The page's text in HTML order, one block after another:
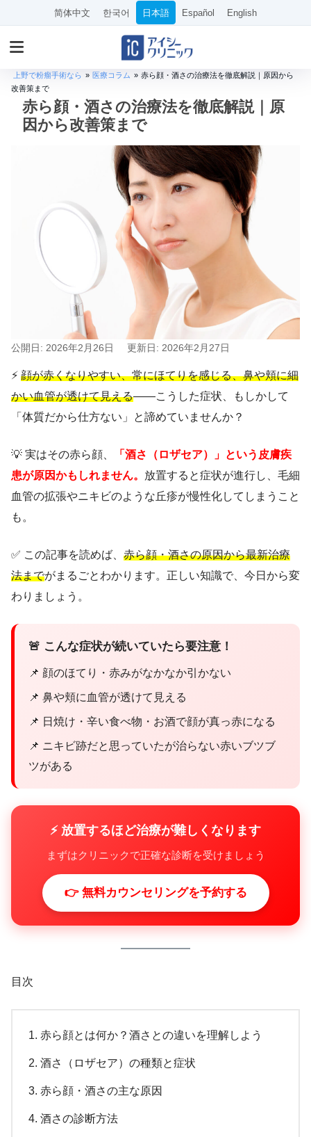
简体中文 한국어 日本語 Español English
上野で粉瘤手術なら » 医療コラム » 赤ら顔・酒さの治療法を徹底解説｜原因から
改善策まで
赤ら顔・酒さの治療法を徹底解説｜原
因から改善策まで
公開日: 2026年2月26日 更新日: 2026年2月27日
⚡ 顔が赤くなりやすい、常にほてりを感じる、鼻や頬に細
かい血管が透けて見える――こうした症状、もしかして
「体質だから仕方ない」と諦めていませんか？
💡 実はその赤ら顔、
「酒さ（ロザセア）」という皮膚疾
患が原因かもしれません。 放置すると症状が進行し、毛細
血管の拡張やニキビのような丘疹が慢性化してしまうこと
も。
✅ この記事を読めば、 赤ら顔・酒さの原因から最新治療
法までがまるごとわかります。正しい知識で、今日から変
わりましょう。
🚨 こんな症状が続いていたら要注意！
📌 顔のほてり・赤みがなかなか引かない
📌 鼻や頬に血管が透けて見える
📌 日焼け・辛い食べ物・お酒で顔が真っ赤になる
📌 ニキビ跡だと思っていたが治らない赤いブツブ
ツがある
⚡ 放置するほど治療が難しくなります
まずはクリニックで正確な診断を受けましょう
👉 無料カウンセリングを予約する
目次
赤ら顔とは何か？酒さとの違いを理解しよう
酒さ（ロザセア）の種類と症状
赤ら顔・酒さの主な原因
酒さの診断方法